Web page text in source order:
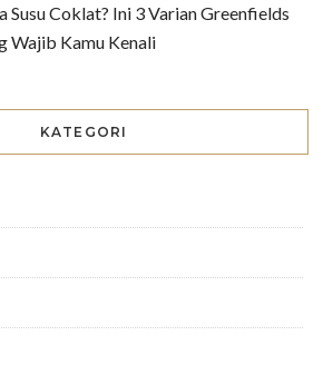
Susu Coklat? Ini 3 Varian Greenfields
Wajib Kamu Kenali
KATEGORI